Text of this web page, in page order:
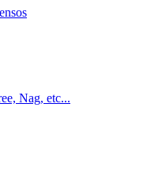
Nag, etc...